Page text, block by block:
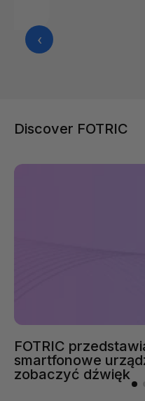
‹
Discover FOTRIC
FOTRIC
smartfonowe
zobaczyć dźwięk